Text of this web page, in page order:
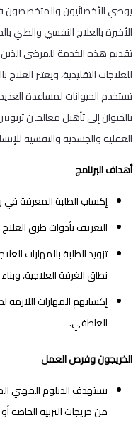
يوصي الأخصائيون والمتخصصون
الأخيرة بالعلاج النفسي والطبي
تقديم هذه الخدمة للمرضى
للعلاجات التقليدية، ويعتبر العلاج
تستخدم الحيوانات لمساعدة
بالحيوان إلى تأهيل معالجين
العقلية والجسدية والنفسية
أهداف البرنامج
إكساب الطلبة المعرفة في
التعريف بأدوات طرق
تزويد الطلبة بالمهارات
نطاق الغرفة العلاجية،
إكسابهم المهارات اللازمة
العاطفي.
الخريجون وفرص العمل
يستهدف الدبلوم المهني
من خريجات التربية الخاصة